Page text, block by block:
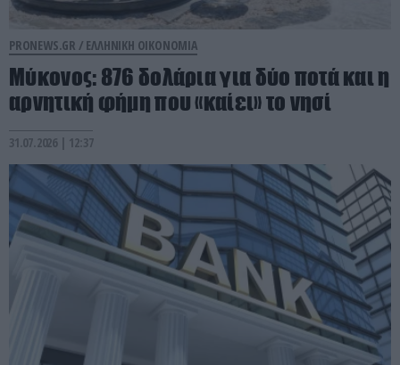
PRONEWS.GR / ΕΛΛΗΝΙΚΗ ΟΙΚΟΝΟΜΙΑ
Μύκονος: 876 δολάρια για δύο ποτά και η
αρνητική φήμη που «καίει» το νησί
31.07.2026 | 12:37